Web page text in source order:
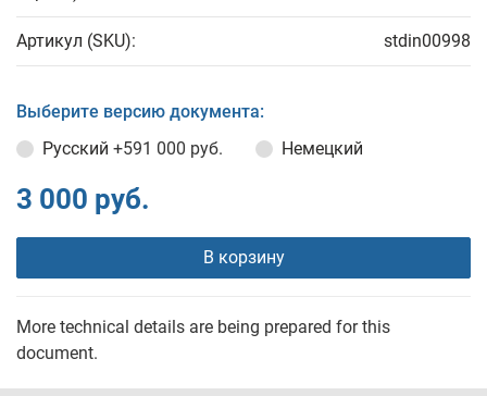
Артикул (SKU): stdin00998
Выберите версию документа:
Русский +591 000 руб. Немецкий
3 000 руб.
В корзину
More technical details are being prepared for this
document.